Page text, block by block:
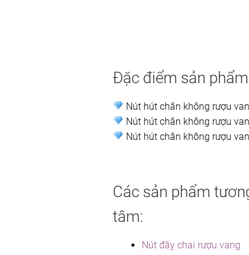
Đặc điểm sản
Nút hút chân không rượu
Nút hút chân không rượu
Nút hút chân không rượu
Các sản phẩm
tâm:
Nút đâỵ chai rượu vang